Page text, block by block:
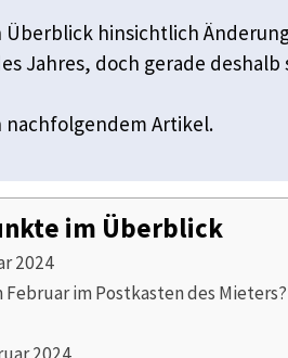
hinsichtlich
Jahres, doch gerade
nachfolgendem Artikel.
im Überblick
2024
im Postkasten des Mieters?